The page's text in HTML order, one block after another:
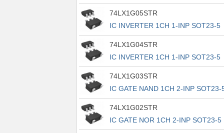
74LX1G05STR
IC INVERTER 1CH 1-INP SOT23-5
74LX1G04STR
IC INVERTER 1CH 1-INP SOT23-5
74LX1G03STR
IC GATE NAND 1CH 2-INP SOT23-
74LX1G02STR
IC GATE NOR 1CH 2-INP SOT23-5